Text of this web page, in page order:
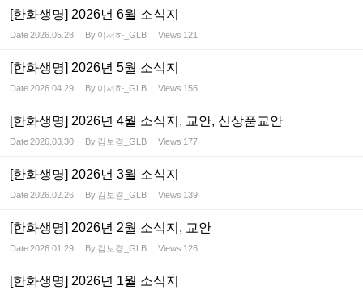
[한화생명] 2026년 6월 소식지
Date2026.05.28 By 이서하_GLB Views 121
[한화생명] 2026년 5월 소식지
Date2026.04.29 By 이서하_GLB Views 156
[한화생명] 2026년 4월 소식지, 교안, 신상품교안
Date2026.03.30 By 김보경_GLB Views 177
[한화생명] 2026년 3월 소식지
Date2026.02.26 By 김보경_GLB Views 139
[한화생명] 2026년 2월 소식지, 교안
Date2026.01.29 By 김보경_GLB Views 126
[한화생명] 2026년 1월 소식지